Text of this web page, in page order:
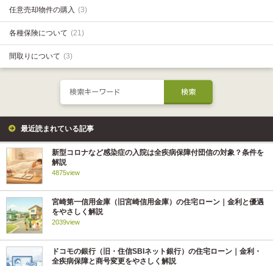
任意売却物件の購入 (3)
各種保険について (21)
間取りについて (3)
最近読まれている記事
新型コロナなど感染症の入院は全疾病保障付団信の対象？条件を
解説
4875view
宮崎第一信用金庫（旧宮崎信用金庫）の住宅ローン｜金利と優遇
をやさしく解説
2039view
ドコモの銀行（旧・住信SBIネット銀行）の住宅ローン｜金利・
全疾病保障と商号変更をやさしく解説